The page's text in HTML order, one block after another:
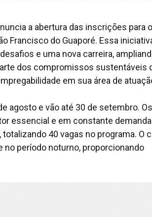
a abertura das inscrições para o
Francisco do Guaporé. Essa
e uma nova carreira,
dos compromissos sustentáveis
em sua área de
agosto e vão até 30 de setembro. Os
essencial e em constante
40 vagas no programa. O
no período noturno, proporcionando